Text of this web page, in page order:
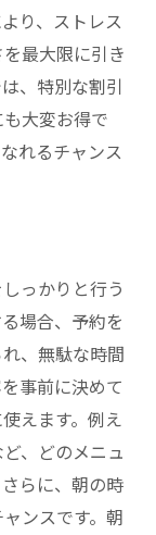
ープ
リング技術
メント
が提供する
さ
ュする方法
ト
介
テクニック
り、ストレス
最大限に引き
、特別な割引
大変お得で
れるチャンス
っかりと行う
場合、予約を
、無駄な時間
事前に決めて
えます。例え
、どのメニュ
らに、朝の時
ンスです。朝